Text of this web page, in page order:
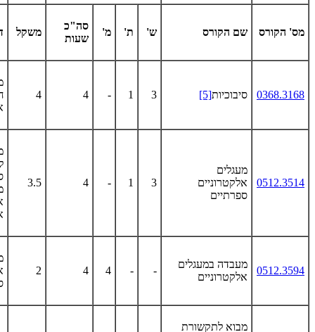
מס' הקורס שם הקורס ש' ת' מ'
סה"כ
שעות
משקל
0368.3168 סיבוכיות[5]
3
1
-
4
4
0512.3514
מעגלים
אלקטרוניים
ספרתיים
3
1
-
4
3.5
0512.3594
מעבדה במעגלים
אלקטרוניים
-
-
4
4
2
מבוא לתקשורת